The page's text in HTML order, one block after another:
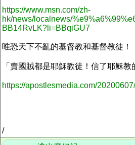
https://www.msn.com/zh-
hk/news/localnews/
BB14RvLK?li=BBqiGU7
唯恐天下不亂的基督教和基督教徒！
「賣國賊都是耶穌教徒！信了耶穌教
https://apostlesmedia.com/
/